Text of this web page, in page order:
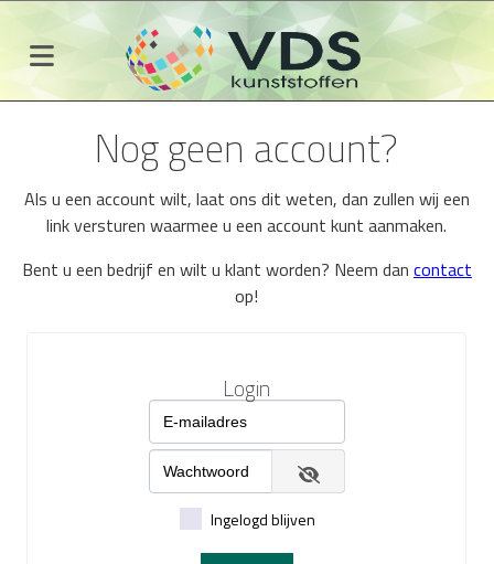
Nog geen account?
Als u een account wilt, laat ons dit weten, dan zullen wij een
link versturen waarmee u een account kunt aanmaken.
Bent u een bedrijf en wilt u klant worden? Neem dan contact
op!
Login
Ingelogd blijven